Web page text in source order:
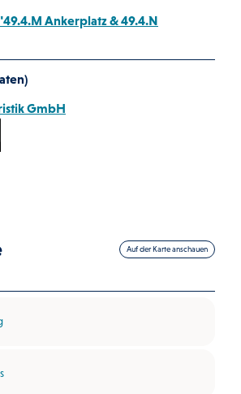
Ankerplatz & 49.4.N
GmbH
Auf der Karte anschauen